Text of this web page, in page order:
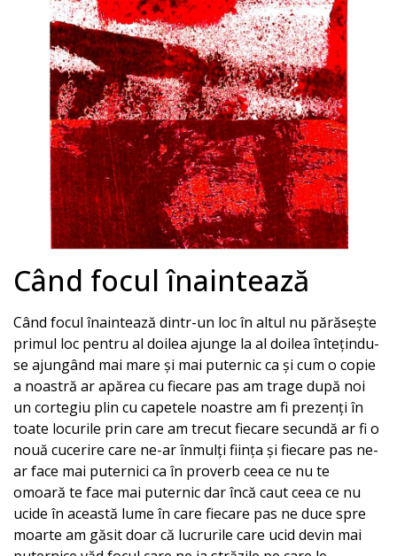
Când focul înaintează
Când focul înaintează dintr-un loc în altul nu părăsește
primul loc pentru al doilea ajunge la al doilea întețindu-
se ajungând mai mare și mai puternic ca și cum o copie
a noastră ar apărea cu fiecare pas am trage după noi
un cortegiu plin cu capetele noastre am fi prezenți în
toate locurile prin care am trecut fiecare secundă ar fi o
nouă cucerire care ne-ar înmulți ființa și fiecare pas ne-
ar face mai puternici ca în proverb ceea ce nu te
omoară te face mai puternic dar încă caut ceea ce nu
ucide în această lume în care fiecare pas ne duce spre
moarte am găsit doar că lucrurile care ucid devin mai